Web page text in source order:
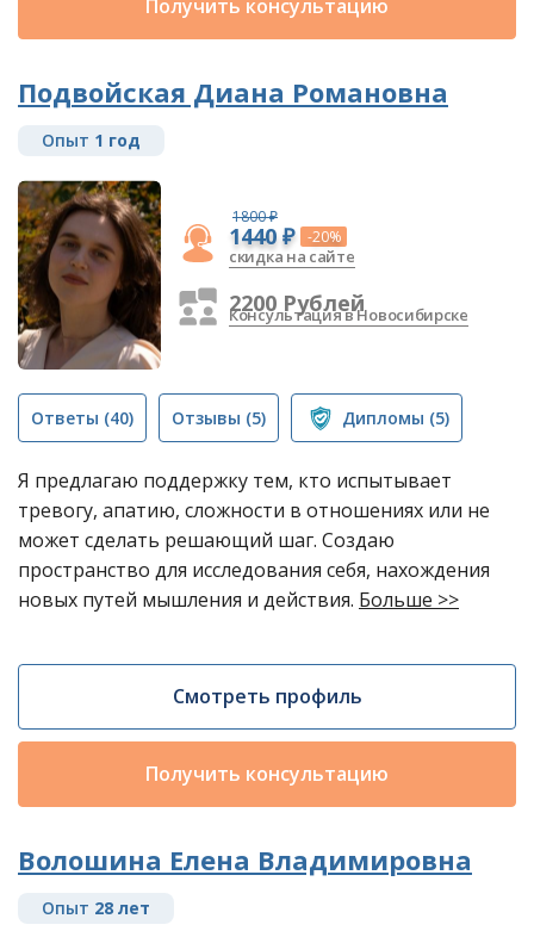
Получить консультацию
Подвойская Диана Романовна
Опыт 1 год
1800 ₽
1440 ₽ -20%
скидка на сайте
2200 Рублей
Консультация в Новосибирске
Ответы (40) Отзывы (5) Дипломы (5)
Я предлагаю поддержку тем, кто испытывает
тревогу, апатию, сложности в отношениях или не
может сделать решающий шаг. Создаю
пространство для исследования себя, нахождения
новых путей мышления и действия. Больше >>
Смотреть профиль
Получить консультацию
Волошина Елена Владимировна
Опыт 28 лет